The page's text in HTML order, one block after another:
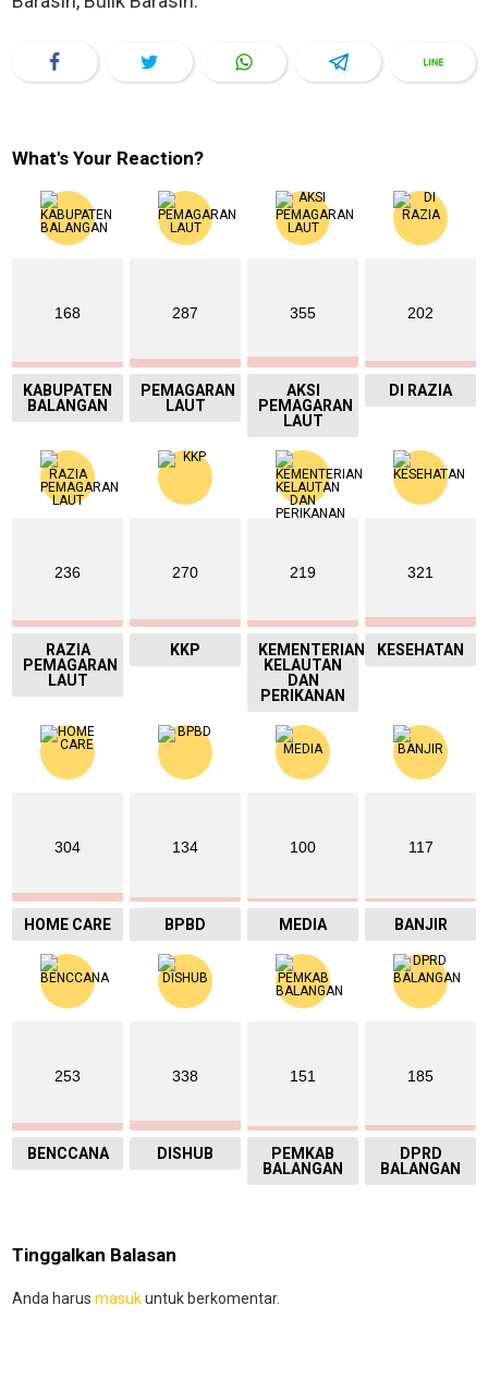
What's Your Reaction?
168
KABUPATEN
BALANGAN
287
PEMAGARAN
LAUT
355
AKSI
PEMAGARAN
LAUT
202
DI RAZIA
236
RAZIA
PEMAGARAN
LAUT
270
KKP
219
KEMENTERIAN
KELAUTAN
DAN
PERIKANAN
321
KESEHATAN
304
HOME CARE
134
BPBD
100
MEDIA
117
BANJIR
253
BENCCANA
338
DISHUB
151
PEMKAB
BALANGAN
185
DPRD
BALANGAN
Tinggalkan Balasan
Anda harus masukuntuk berkomentar.